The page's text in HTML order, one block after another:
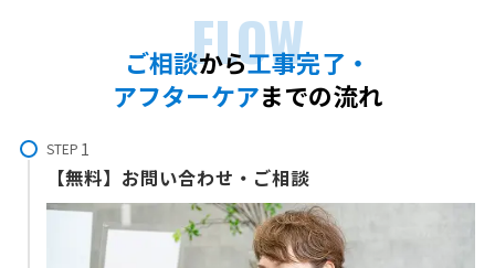
FLOW
ご相談から工事完了・
アフターケアまでの流れ
STEP
【無料】お問い合わせ・ご相談